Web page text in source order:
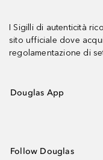
I Sigilli di autenticità
sito ufficiale dove
regolamentazione di
Douglas App
Follow Douglas